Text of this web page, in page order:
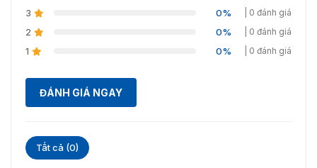
Chứng nhận FCC, CE, KCC, RoHS
3 0% | 0 đánh giá
2 0% | 0 đánh giá
1 0% | 0 đánh giá
ĐÁNH GIÁ NGAY
Tất cả (0)